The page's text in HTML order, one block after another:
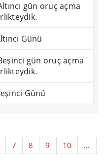
gün oruç açma
Günü
gün oruç açma
Günü
7 8 9 10 ...